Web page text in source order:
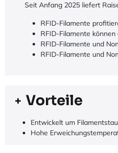
Seit Anfang 2025 liefert
RFID-Filamente
RFID-Filamente
RFID-Filamente und
RFID-Filamente und
Vorteile
Entwickelt um
Hohe